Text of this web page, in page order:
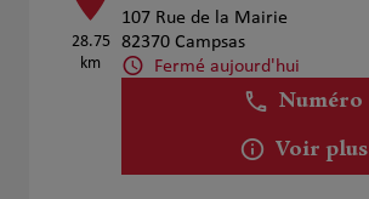
28.75
km
107 Rue de la Mairie
82370 Campsas
Fermé aujourd'hui
Numéro
Voir plus